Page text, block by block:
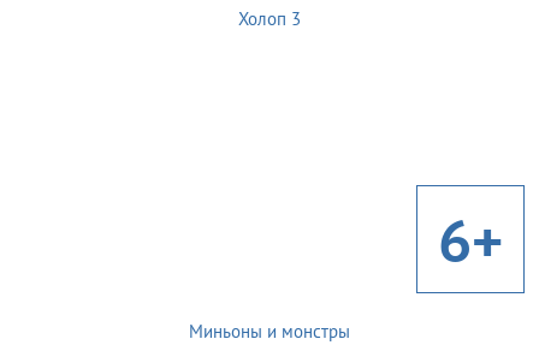
Холоп 3
6+
Миньоны и монстры